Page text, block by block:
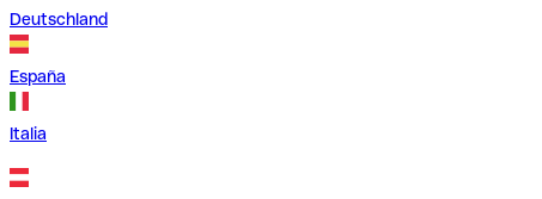
Deutschland
España
Italia